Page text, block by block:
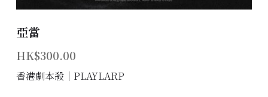
到址及團建服務
傳媒報道
聯絡我們
亞當
HK$300.00
香港劇本殺│PLAYLARP